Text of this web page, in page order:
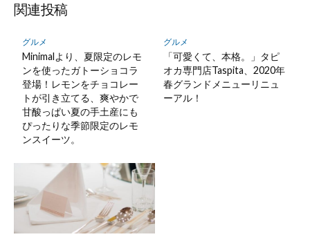
関連投稿
グルメ
Minimalより、夏限定のレモ
ンを使ったガトーショコラ
登場！レモンをチョコレー
トが引き立てる、爽やかで
甘酸っぱい夏の手土産にも
ぴったりな季節限定のレモ
ンスイーツ。
グルメ
「可愛くて、本格。」タピ
オカ専門店Taspita、2020年
春グランドメニューリニュ
ーアル！